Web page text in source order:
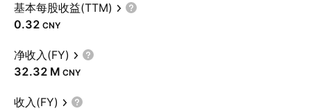
基本每股收益(TTM)
0.32 CNY
净收入(FY)
‪32.32 M‬ CNY
收入(FY)